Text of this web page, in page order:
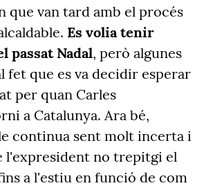
que van tard amb el procés
Es volia tenir
passat Nadal, però algunes
fet que es va decidir esperar
per quan Carles
a Catalunya. Ara bé,
continua sent molt incerta i
l'expresident no trepitgi el
a l'estiu en funció de com